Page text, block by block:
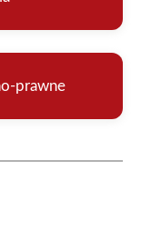
prawne